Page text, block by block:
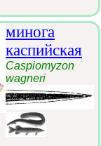
минога
каспийская
Caspiomyzon
wagneri